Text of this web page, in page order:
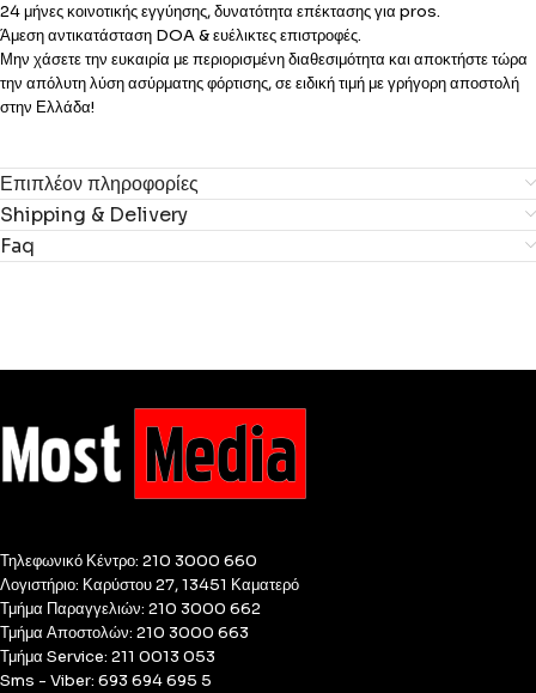
24 μήνες κοινοτικής εγγύησης, δυνατότητα επέκτασης για pros.
Άμεση αντικατάσταση DOA & ευέλικτες επιστροφές.
Μην χάσετε την ευκαιρία με περιορισμένη διαθεσιμότητα και αποκτήστε τώρα
την απόλυτη λύση ασύρματης φόρτισης, σε ειδική τιμή με γρήγορη αποστολή
στην Ελλάδα!
Επιπλέον πληροφορίες
Shipping & Delivery
Faq
Τηλεφωνικό Κέντρο: 210 3000 660
Λογιστήριο: Καρύστου 27, 13451 Καματερό
Τμήμα Παραγγελιών: 210 3000 662
Τμήμα Αποστολών: 210 3000 663
Τμήμα Service: 211 0013 053
Sms - Viber: 693 694 695 5